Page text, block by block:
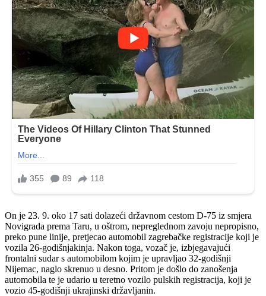
On je 23. 9. oko 17 sati dolazeći državnom cestom D-75 iz smjera
Novigrada prema Taru, u oštrom, nepreglednom zavoju nepropisno,
preko pune linije, pretjecao automobil zagrebačke registracije koji je
vozila 26-godišnjakinja. Nakon toga, vozač je, izbjegavajući
frontalni sudar s automobilom kojim je upravljao 32-godišnji
Nijemac, naglo skrenuo u desno. Pritom je došlo do zanošenja
automobila te je udario u teretno vozilo pulskih registracija, koji je
vozio 45-godišnji ukrajinski državljanin.